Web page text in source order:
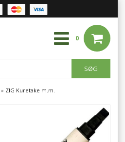
0
» ZIG Kuretake m.m.